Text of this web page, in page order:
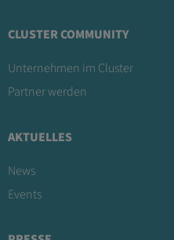
CLUSTER COMMUNITY
Unternehmen im Cluster
Partner werden
AKTUELLES
News
Events